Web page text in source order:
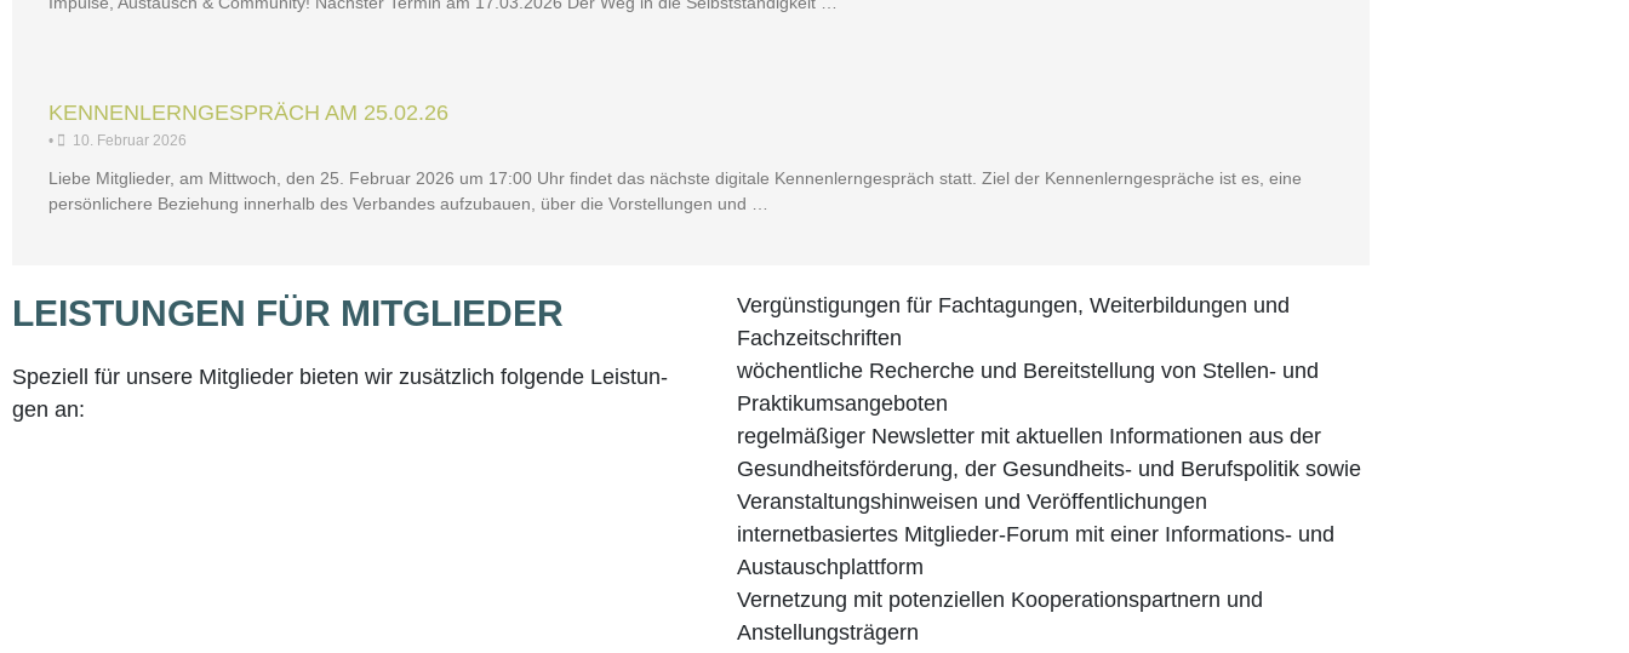
KEN­NEN­LERN­GE­SPRÄCH AM 25.02.26
• 10. Febru­ar 2026
Lie­be Mit­glie­der, am Mitt­woch, den 25. Febru­ar 2026 um 17:00 Uhr fin­det das nächs­te digi­ta­le Ken­nen­lern­ge­spräch statt. Ziel der Ken­nen­lern­ge­sprä­che ist es, eine
per­sön­li­che­re Bezie­hung inner­halb des Ver­ban­des auf­zu­bau­en, über die Vor­stel­lun­gen und …
LEIS­TUN­GEN FÜR MITGLIEDER
Spe­zi­ell für unse­re Mit­glie­der bie­ten wir zusätz­lich fol­gen­de Leis­tun­
gen an:
Ver­güns­ti­gun­gen für Fach­ta­gun­gen, Wei­ter­bil­dun­gen und
Fachzeitschriften
wöchent­li­che Recher­che und Bereit­stel­lung von Stel­len- und
Praktikumsangeboten
regel­mä­ßi­ger News­let­ter mit aktu­el­len Infor­ma­tio­nen aus der
Gesund­heits­förderung, der Gesund­heits- und Berufs­po­li­tik sowie
Ver­an­stal­tungs­hin­wei­sen und Veröffentlichungen
inter­net­ba­sier­tes Mit­glie­der-Forum mit einer Infor­ma­ti­ons- und
Austauschplattform
Ver­net­zung mit poten­zi­el­len Koope­ra­ti­ons­part­nern und
Anstellungsträgern